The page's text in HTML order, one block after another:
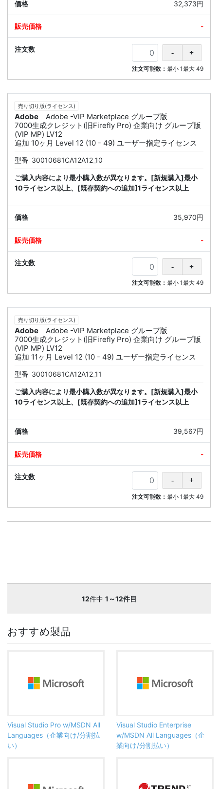
32,373円
-
注文可能数： 最小 1最大 49
売り切り版(ライセンス)
Adobe
Adobe -VIP Marketplace グループ版
7000生成クレジット(旧Firefly Pro) 企業向け グループ版
(VIP MP) LV12
追加 10ヶ月 Level 12 (10 - 49) ユーザー指定ライセンス
型番 30010681CA12A12_10
ご購入内容により最小購入数が異なります。[新規購入]最小
10ライセンス以上、[既存契約への追加]1ライセンス以上
35,970円
-
注文可能数： 最小 1最大 49
売り切り版(ライセンス)
Adobe
Adobe -VIP Marketplace グループ版
7000生成クレジット(旧Firefly Pro) 企業向け グループ版
(VIP MP) LV12
追加 11ヶ月 Level 12 (10 - 49) ユーザー指定ライセンス
型番 30010681CA12A12_11
ご購入内容により最小購入数が異なります。[新規購入]最小
10ライセンス以上、[既存契約への追加]1ライセンス以上
39,567円
-
注文可能数： 最小 1最大 49
12件中 1～12件目
おすすめ製品
Visual Studio Pro w/MSDN All
Languages（企業向け/分割払
い）
Visual Studio Enterprise
w/MSDN All Languages（企
業向け/分割払い）